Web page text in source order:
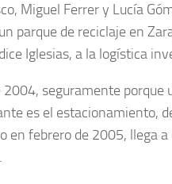
Miguel Ferrer y Lucía
parque de reciclaje en
Iglesias, a la logística
seguramente porque
es el estacionamiento,
en febrero de 2005, llega